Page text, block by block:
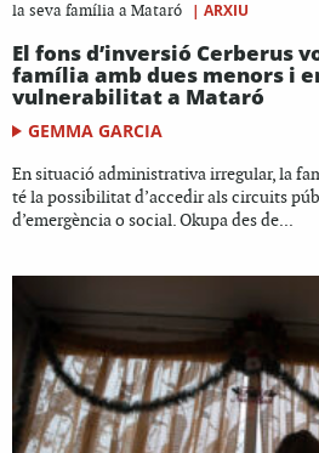
la seva família a Mataró
| ARXIU
El fons d’inversió Cerberus
família amb dues menors i
vulnerabilitat a Mataró
GEMMA GARCIA
En situació administrativa irregular, la
té la possibilitat d’accedir als circuits
d’emergència o social. Okupa des de...